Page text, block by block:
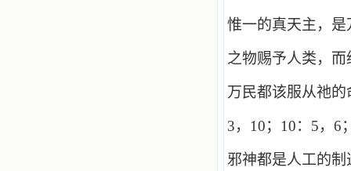
惟一的真天主，
之物赐予人类，
万民都该服从祂
3， 10； 10： 5， 6
邪神都是人工的制